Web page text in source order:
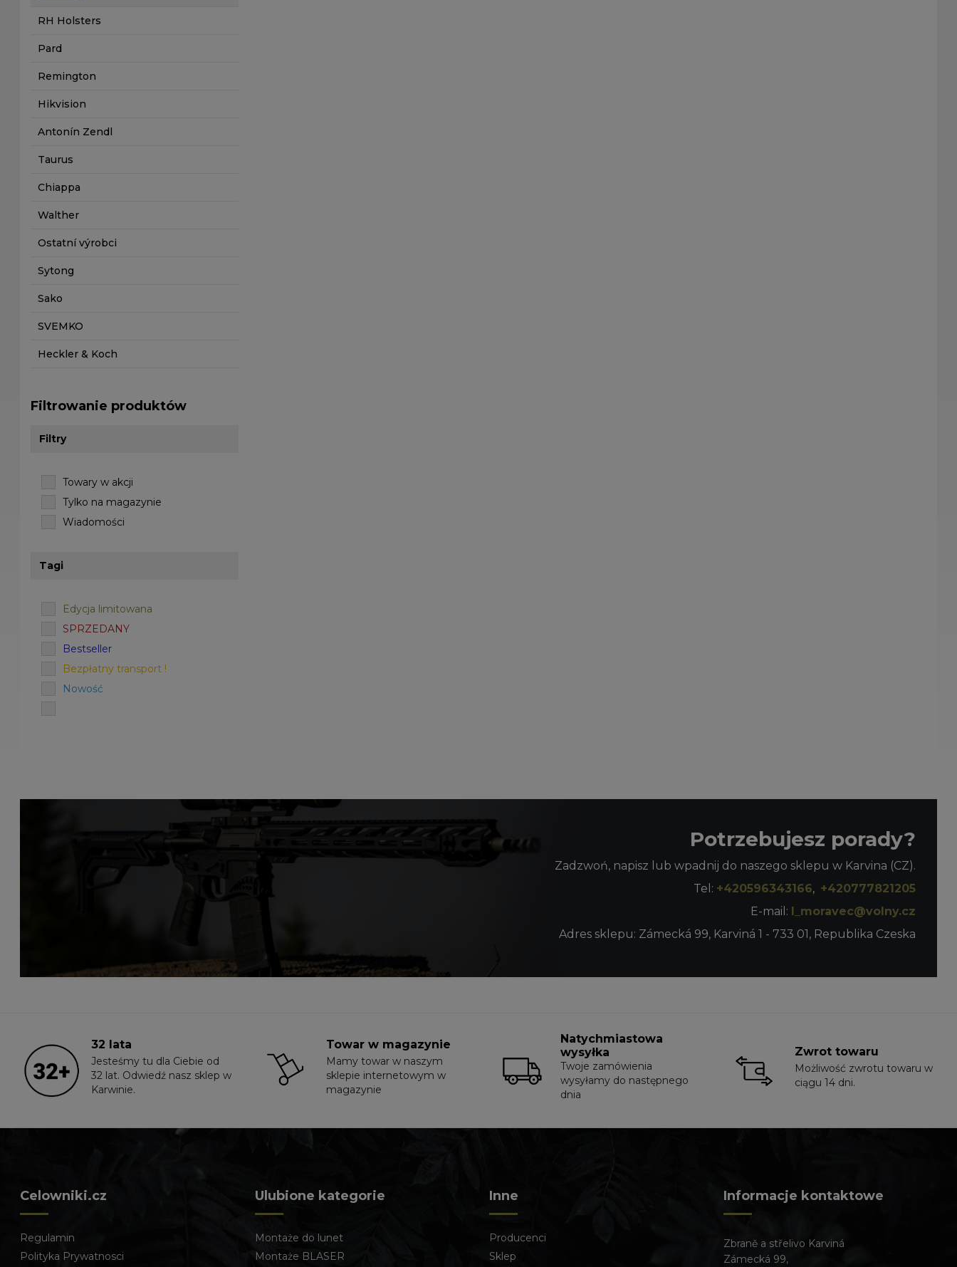
RH Holsters
Pard
Remington
Hikvision
Antonín Zendl
Taurus
Chiappa
Walther
Ostatní výrobci
Sytong
Sako
SVEMKO
Heckler & Koch
Filtrowanie produktów
Filtry
Towary w akcji
Tylko na magazynie
Wiadomości
Tagi
Edycja limitowana
SPRZEDANY
Bestseller
Bezpłatny transport !
Nowość
Potrzebujesz porady?
Zadzwoń, napisz lub wpadnij do naszego sklepu w Karvina (CZ).
Tel: +420596343166, +420777821205
E-mail: l_moravec@volny.cz
Adres sklepu: Zámecká 99, Karviná 1 - 733 01, Republika Czeska
32 lata
Jesteśmy tu dla Ciebie od
32 lat. Odwiedź nasz sklep w
Karwinie.
Towar w magazynie
Mamy towar w naszym
sklepie internetowym w
magazynie
Natychmiastowa
wysyłka
Twoje zamówienia
wysyłamy do następnego
dnia
Zwrot towaru
Możliwość zwrotu towaru w
ciągu 14 dni.
Celowniki.cz
Regulamin
Polityka Prywatnosci
Ulubione kategorie
Montaże do lunet
Montaże BLASER
Inne
Producenci
Sklep
Informacje kontaktowe
Zbraně a střelivo Karviná
Zámecká 99,